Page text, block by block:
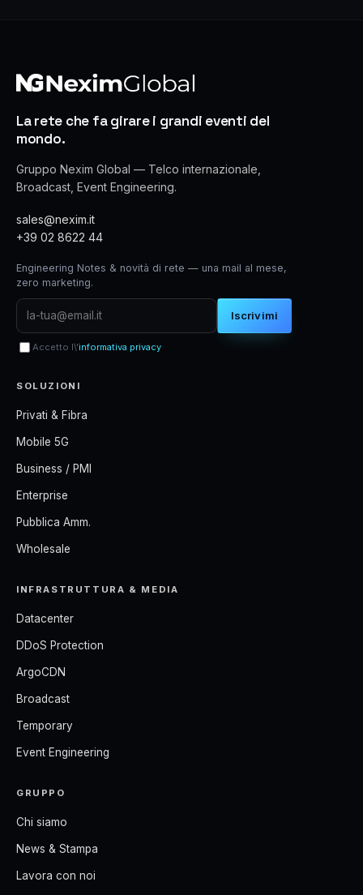
La rete che fa girare i grandi eventi del
mondo.
Gruppo Nexim Global — Telco internazionale,
Broadcast, Event Engineering.
sales@nexim.it
+39 02 8622 44
Engineering Notes & novità di rete — una mail al mese,
zero marketing.
Iscrivimi
Accetto l\'informativa privacy
SOLUZIONI
Privati & Fibra
Mobile 5G
Business / PMI
Enterprise
Pubblica Amm.
Wholesale
INFRASTRUTTURA & MEDIA
Datacenter
DDoS Protection
ArgoCDN
Broadcast
Temporary
Event Engineering
GRUPPO
Chi siamo
News & Stampa
Lavora con noi